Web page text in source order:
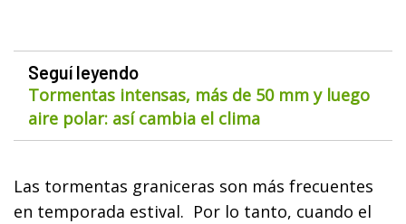
Seguí leyendo
Tormentas intensas, más de 50 mm y luego
aire polar: así cambia el clima
Las tormentas graniceras son más frecuentes
en temporada estival. Por lo tanto, cuando el